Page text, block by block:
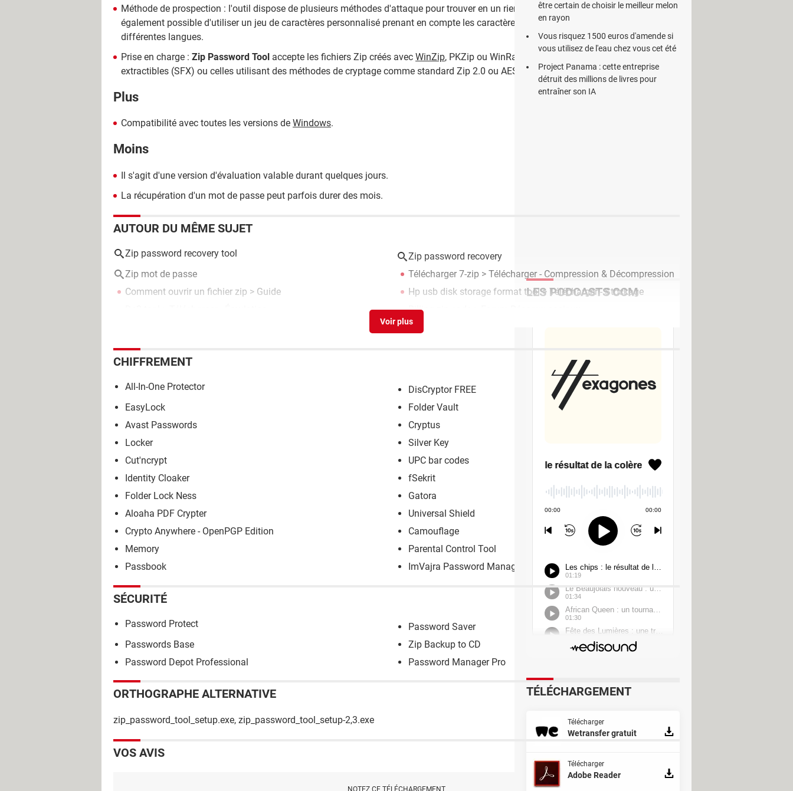
Méthode de prospection : l'outil dispose de plusieurs méthodes d'attaque pour trouver en un rien de temps unmot de passe. Il est
également possible d'utiliser un jeu de caractères personnalisé prenant en compte les caractères spéciaux et les symboles des
différentes langues.
Prise en charge : Zip Password Tool accepte les fichiers Zip créés avec WinZip, PKZip ou WinRar. Il supporte même les archives auto-
extractibles (SFX) ou celles utilisant des méthodes de cryptage comme standard Zip 2.0 ou AES 256 bits.
Plus
Compatibilité avec toutes les versions de Windows.
Moins
Il s'agit d'une version d'évaluation valable durant quelques jours.
La récupération d'un mot de passe peut parfois durer des mois.
AUTOUR DU MÊME SUJET
Zip password recovery tool
Zip password recovery
Zip mot de passe
Télécharger 7-zip > Télécharger - Compression & Décompression
Comment ouvrir un fichier zip > Guide Hp usb disk storage format tool> Télécharger - Stockage
Billing zip code
CHIFFREMENT
All-In-One Protector
DisCryptor FREE
EasyLock
Folder Vault
Avast Passwords
Cryptus
Locker
Silver Key
Cut'ncrypt
UPC bar codes
Identity Cloaker
fSekrit
Folder Lock Ness
Gatora
Aloaha PDF Crypter
Universal Shield
Crypto Anywhere - OpenPGP Edition
Camouflage
Memory
Parental Control Tool
Passbook
ImVajra Password Manager
SÉCURITÉ
Password Protect
Password Saver
Passwords Base
Zip Backup to CD
Password Depot Professional
Password Manager Pro
ORTHOGRAPHE ALTERNATIVE
zip_password_tool_setup.exe, zip_password_tool_setup-2,3.exe
VOS AVIS
NOTEZ CE TÉLÉCHARGEMENT
être certain de choisir le meilleur melon
en rayon
Vous risquez 1500 euros d'amende si
vous utilisez de l'eau chez vous cet été
Project Panama : cette entreprise
détruit des millions de livres pour
entraîner son IA
LES PODCASTS CCM
TÉLÉCHARGEMENT
Télécharger
Wetransfer gratuit
Télécharger
Adobe Reader